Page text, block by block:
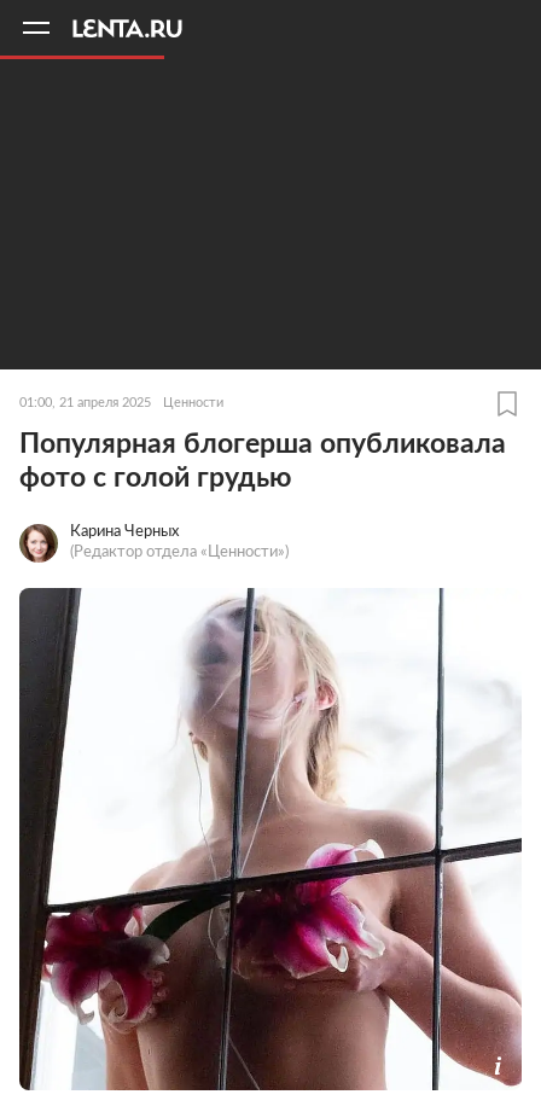
01:00, 21 апреля 2025 Ценности
Популярная блогерша опубликовала
фото с голой грудью
Карина Черных
(Редактор отдела «Ценности»)